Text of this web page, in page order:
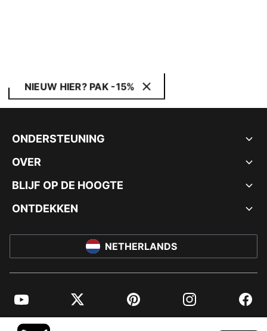
NIEUW HIER? PAK -15%
ONDERSTEUNING
OVER
BLIJF OP DE HOOGTE
ONTDEKKEN
NETHERLANDS
YouTube Twitter Pinterest Instagram